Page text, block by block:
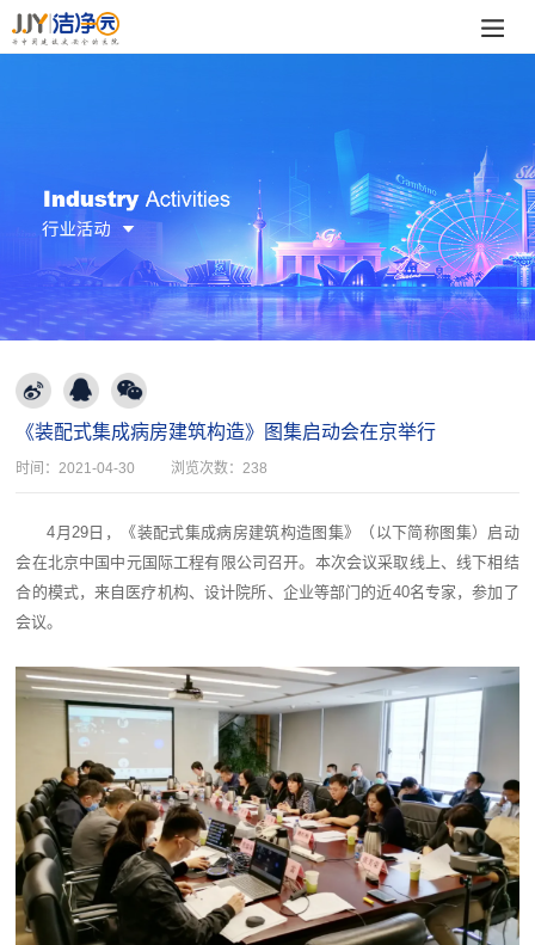
《装配式集成病房建筑构造》图集启动会在京举行
时间： 2021-04-30 浏览次数： 238
4月29日，《装配式集成病房建筑构造图集》（以下简称图集）启动
会在北京中国中元国际工程有限公司召开。本次会议采取线上、线下相结
合的模式，来自医疗机构、设计院所、企业等部门的近40名专家，参加了
会议。